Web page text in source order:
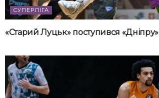
СУПЕРЛІГА
«Старий Луцьк» поступився «Дніпру»